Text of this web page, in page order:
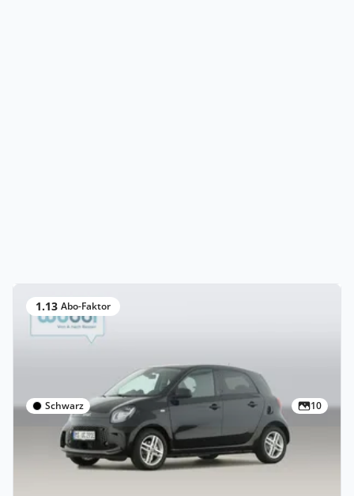
1.13 Abo-Faktor
Schwarz 10
Privat & Gewerbe
smart EQ forfour